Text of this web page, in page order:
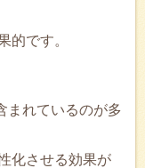
的です。
まれているのが多
化させる効果が